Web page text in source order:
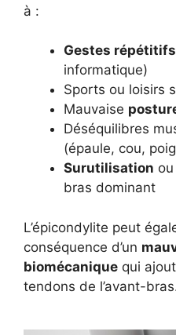
à :
Gestes répétitifs
informatique)
Sports ou loisirs
Mauvaise
Déséquilibres
(épaule, cou,
Surutilisation
bras dominant
L’épicondylite peut
conséquence d’un
biomécanique qui
tendons de l’avant-